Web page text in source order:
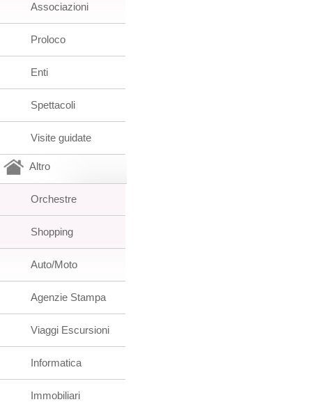
Associazioni
Proloco
Enti
Spettacoli
Visite guidate
Altro
Orchestre
Shopping
Auto/Moto
Agenzie Stampa
Viaggi Escursioni
Informatica
Immobiliari